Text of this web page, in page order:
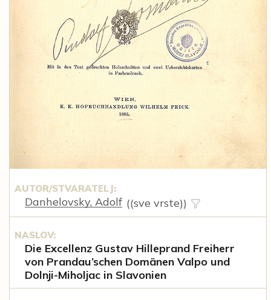
AUTOR/STVARATELJ:
Danhelovsky, Adolf ((sve vrste))
NASLOV:
Die Excellenz Gustav Hilleprand Freiherr
von Prandau’schen Domänen Valpo und
Dolnji-Miholjac in Slavonien